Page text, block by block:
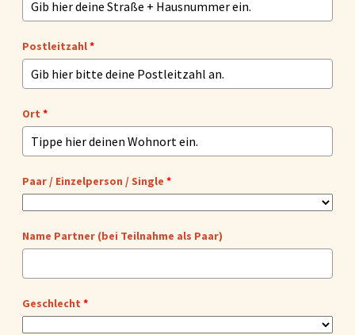
Postleitzahl*
Ort *
Paar / Einzelperson / Single *
Name Partner (bei Teilnahme als Paar)
Geschlecht *